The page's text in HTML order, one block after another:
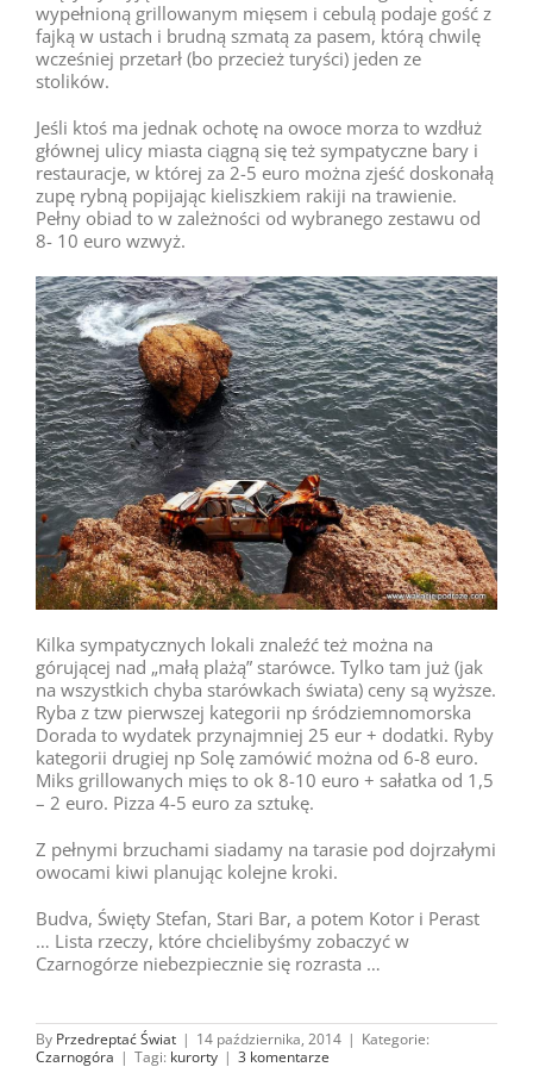
wypełnioną grillowanym mięsem i cebulą podaje gość z
fajką w ustach i brudną szmatą za pasem, którą chwilę
wcześniej przetarł (bo przecież turyści) jeden ze
stolików.
Jeśli ktoś ma jednak ochotę na owoce morza to wzdłuż
głównej ulicy miasta ciągną się też sympatyczne bary i
restauracje, w której za 2-5 euro można zjeść doskonałą
zupę rybną popijając kieliszkiem rakiji na trawienie.
Pełny obiad to w zależności od wybranego zestawu od
8- 10 euro wzwyż.
Kilka sympatycznych lokali znaleźć też można na
górującej nad „małą plażą” starówce. Tylko tam już (jak
na wszystkich chyba starówkach świata) ceny są wyższe.
Ryba z tzw pierwszej kategorii np śródziemnomorska
Dorada to wydatek przynajmniej 25 eur + dodatki. Ryby
kategorii drugiej np Solę zamówić można od 6-8 euro.
Miks grillowanych mięs to ok 8-10 euro + sałatka od 1,5
– 2 euro. Pizza 4-5 euro za sztukę.
Z pełnymi brzuchami siadamy na tarasie pod dojrzałymi
owocami kiwi planując kolejne kroki.
Budva, Święty Stefan, Stari Bar, a potem Kotor i Perast
… Lista rzeczy, które chcielibyśmy zobaczyć w
Czarnogórze niebezpiecznie się rozrasta …
By Przedreptać Świat | 14 października, 2014 | Kategorie:
Czarnogóra | Tagi: kurorty | 3 komentarze